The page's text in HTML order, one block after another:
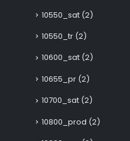
10550_sat (2)
10550_tr (2)
10600_sat (2)
10655_pr (2)
10700_sat (2)
10800_prod (2)